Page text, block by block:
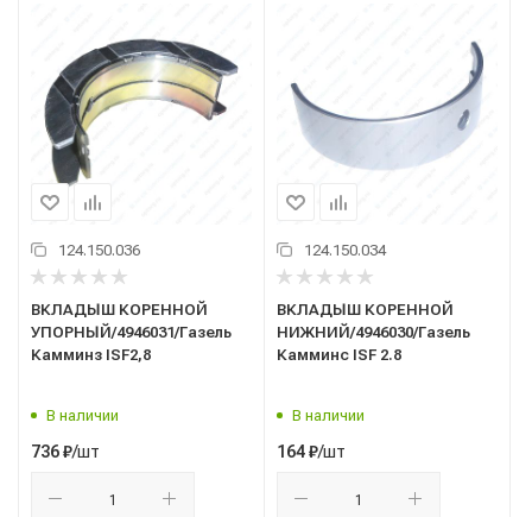
124.150.036
ВКЛАДЫШ КОРЕННОЙ
УПОРНЫЙ/4946031/Газель
Камминз ISF2,8
В наличии
736₽/шт
124.150.034
ВКЛАДЫШ КОРЕННОЙ
НИЖНИЙ/4946030/Газель
Камминс ISF 2.8
В наличии
164₽/шт